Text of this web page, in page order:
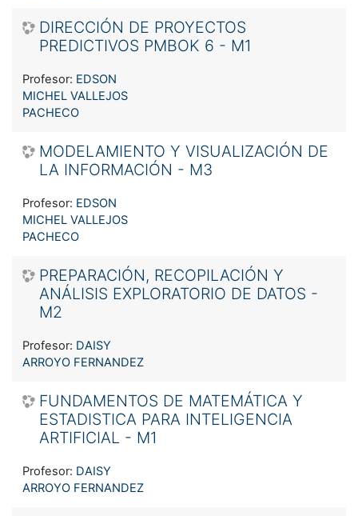
DIRECCIÓN DE PROYECTOS
PREDICTIVOS PMBOK 6 - M1
Profesor: EDSON
MICHEL VALLEJOS
PACHECO
MODELAMIENTO Y VISUALIZACIÓN DE
LA INFORMACIÓN - M3
Profesor: EDSON
MICHEL VALLEJOS
PACHECO
PREPARACIÓN, RECOPILACIÓN Y
ANÁLISIS EXPLORATORIO DE DATOS -
M2
Profesor: DAISY
ARROYO FERNANDEZ
FUNDAMENTOS DE MATEMÁTICA Y
ESTADISTICA PARA INTELIGENCIA
ARTIFICIAL - M1
Profesor: DAISY
ARROYO FERNANDEZ